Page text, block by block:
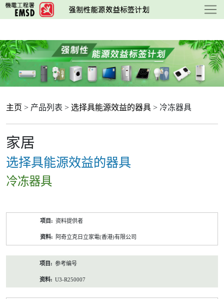
跳
至
要
内
容
主页 > 产品列表 > 选择具能源效益的器具 > 冷冻器具
家居
选择具能源效益的器具
冷冻器具
资料提供者
阿奇立克日立家電(香港)有限公司
参考编号
U3-R250007